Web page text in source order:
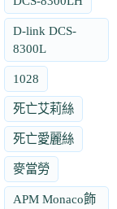
D-link DCS-
8300L
1028
死亡艾莉絲
死亡愛麗絲
麥當勞
APM Monaco飾